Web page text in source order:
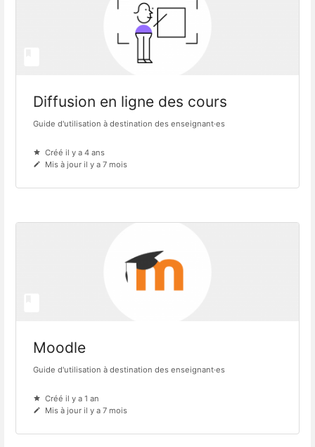
Diffusion en ligne des cours
Guide d'utilisation à destination des enseignant·es
Créé il y a 4 ans
Mis à jour il y a 7 mois
Moodle
Guide d'utilisation à destination des enseignant·es
Créé il y a 1 an
Mis à jour il y a 7 mois